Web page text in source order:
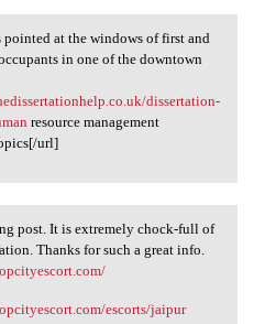
is pointed at the
pointed at the windows of first and
in one of the downtown
dissertation-
resource management
url]
post. It is
post. It is extremely chock-full of
Thanks for such a great info.
escorts/jaipur